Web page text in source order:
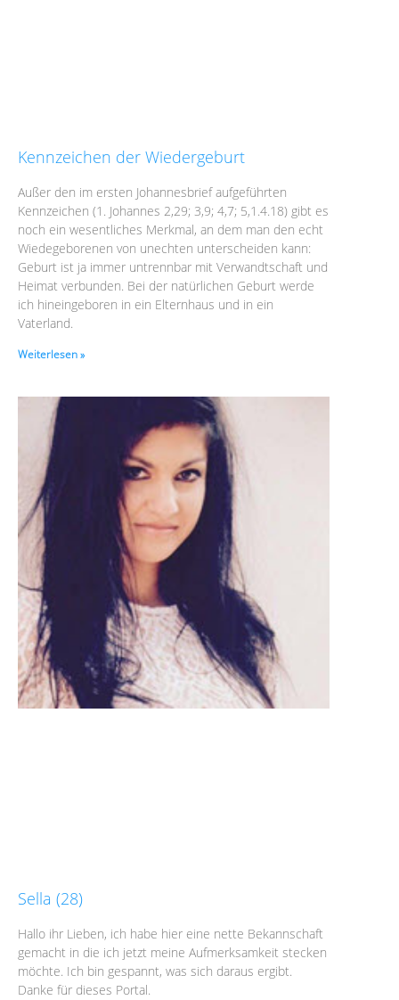
Kennzeichen der Wiedergeburt
Außer den im ersten Johannesbrief aufgeführten
Kennzeichen (1. Johannes 2,29; 3,9; 4,7; 5,1.4.18) gibt es
noch ein wesentliches Merkmal, an dem man den echt
Wiedegeborenen von unechten unterscheiden kann:
Geburt ist ja immer untrennbar mit Verwandtschaft und
Heimat verbunden. Bei der natürlichen Geburt werde
ich hineingeboren in ein Elternhaus und in ein
Vaterland.
Weiterlesen »
Sella (28)
Hallo ihr Lieben, ich habe hier eine nette Bekannschaft
gemacht in die ich jetzt meine Aufmerksamkeit stecken
möchte. Ich bin gespannt, was sich daraus ergibt.
Danke für dieses Portal.